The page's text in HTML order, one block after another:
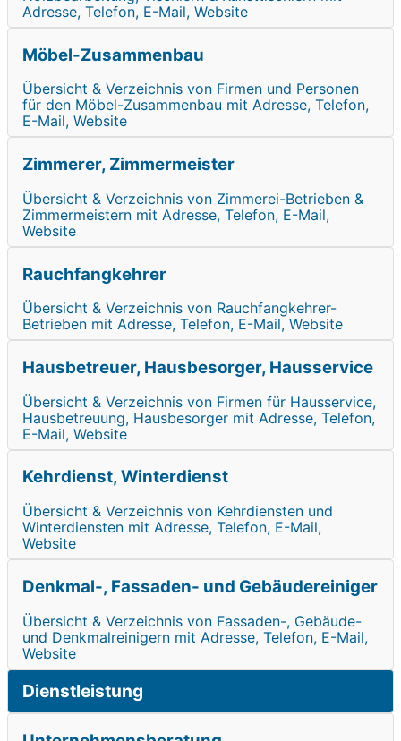
Adresse, Telefon, E-Mail, Website
Möbel-Zusammenbau
Übersicht & Verzeichnis von Firmen und Personen
für den Möbel-Zusammenbau mit Adresse, Telefon,
E-Mail, Website
Zimmerer, Zimmermeister
Übersicht & Verzeichnis von Zimmerei-Betrieben &
Zimmermeistern mit Adresse, Telefon, E-Mail,
Website
Rauchfangkehrer
Übersicht & Verzeichnis von Rauchfangkehrer-
Betrieben mit Adresse, Telefon, E-Mail, Website
Hausbetreuer, Hausbesorger, Hausservice
Übersicht & Verzeichnis von Firmen für Hausservice,
Hausbetreuung, Hausbesorger mit Adresse, Telefon,
E-Mail, Website
Kehrdienst, Winterdienst
Übersicht & Verzeichnis von Kehrdiensten und
Winterdiensten mit Adresse, Telefon, E-Mail,
Website
Denkmal-, Fassaden- und Gebäudereiniger
Übersicht & Verzeichnis von Fassaden-, Gebäude-
und Denkmalreinigern mit Adresse, Telefon, E-Mail,
Website
Dienstleistung